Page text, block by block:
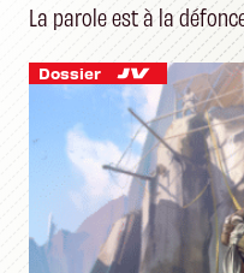
La parole est à la
Dossier